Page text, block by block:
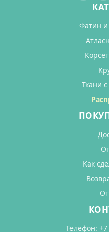
Фатин
Ткани
Как
Телефон: